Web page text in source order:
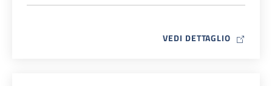
VEDI DETTAGLIO MAP ICON